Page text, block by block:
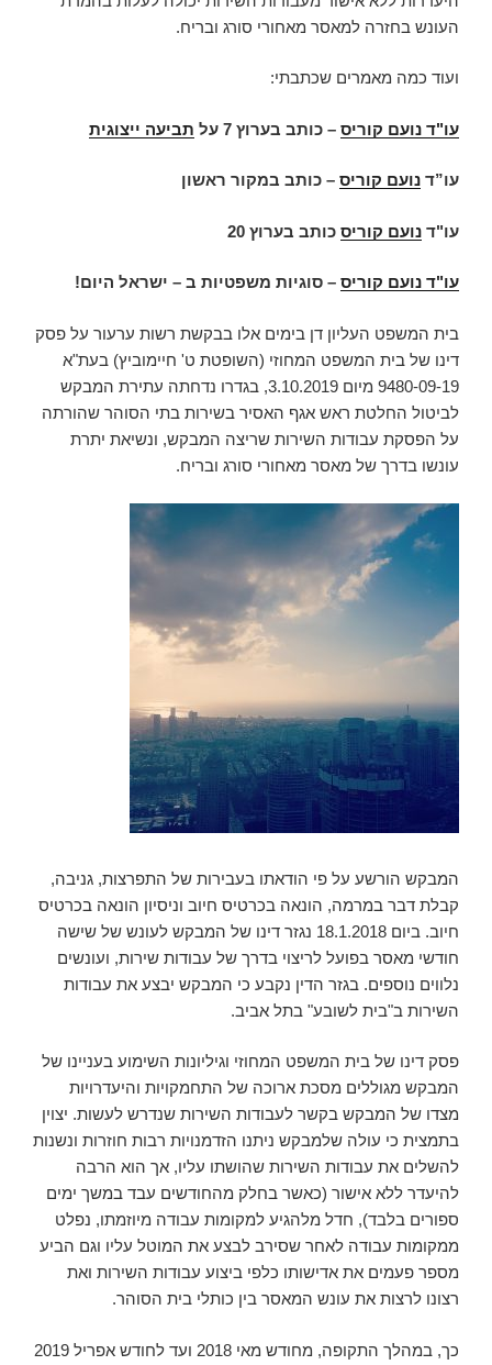
העונש בחזרה למאסר מאחורי סורג ובריח.
ועוד כמה מאמרים שכתבתי:
עו"ד נועם קוריס – כותב בערוץ 7 על תביעה ייצוגית
עו”ד נועם קוריס – כותב במקור ראשון
עו"ד נועם קוריס כותב בערוץ 20
עו"ד נועם קוריס – סוגיות משפטיות ב – ישראל היום!
בית המשפט העליון דן בימים אלו בבקשת רשות ערעור על פסק
דינו של בית המשפט המחוזי (השופטת ט' חיימוביץ) בעת"א
9480-09-19 מיום 3.10.2019, בגדרו נדחתה עתירת המבקש
לביטול החלטת ראש אגף האסיר בשירות בתי הסוהר שהורתה
על הפסקת עבודות השירות שריצה המבקש, ונשיאת יתרת
עונשו בדרך של מאסר מאחורי סורג ובריח.
המבקש הורשע על פי הודאתו בעבירות של התפרצות, גניבה,
קבלת דבר במרמה, הונאה בכרטיס חיוב וניסיון הונאה בכרטיס
חיוב. ביום 18.1.2018 נגזר דינו של המבקש לעונש של שישה
חודשי מאסר בפועל לריצוי בדרך של עבודות שירות, ועונשים
נלווים נוספים. בגזר הדין נקבע כי המבקש יבצע את עבודות
השירות ב"בית לשובע" בתל אביב.
פסק דינו של בית המשפט המחוזי וגיליונות השימוע בעניינו של
המבקש מגוללים מסכת ארוכה של התחמקויות והיעדרויות
מצדו של המבקש בקשר לעבודות השירות שנדרש לעשות. יצוין
בתמצית כי עולה שלמבקש ניתנו הזדמנויות רבות חוזרות ונשנות
להשלים את עבודות השירות שהושתו עליו, אך הוא הרבה
להיעדר ללא אישור (כאשר בחלק מהחודשים עבד במשך ימים
ספורים בלבד), חדל מלהגיע למקומות עבודה מיוזמתו, נפלט
ממקומות עבודה לאחר שסירב לבצע את המוטל עליו וגם הביע
מספר פעמים את אדישותו כלפי ביצוע עבודות השירות ואת
רצונו לרצות את עונש המאסר בין כותלי בית הסוהר.
כך, במהלך התקופה, מחודש מאי 2018 ועד לחודש אפריל 2019